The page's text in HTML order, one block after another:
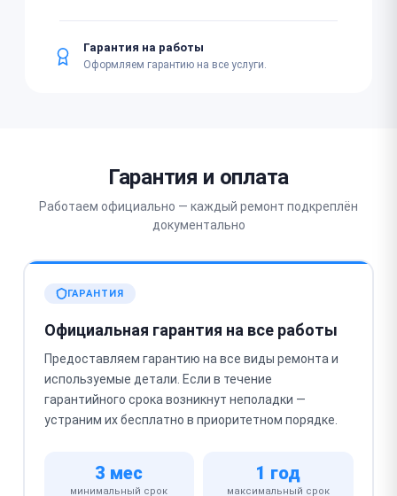
Гарантия на работы
Оформляем гарантию на все услуги.
Гарантия и оплата
Работаем официально — каждый ремонт подкреплён
документально
ГАРАНТИЯ
Официальная гарантия на все работы
Предоставляем гарантию на все виды ремонта и
используемые детали. Если в течение
гарантийного срока возникнут неполадки —
устраним их бесплатно в приоритетном порядке.
3 мес
минимальный срок
1 год
максимальный срок